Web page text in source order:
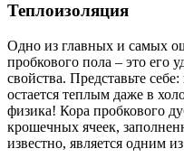
Теплоизоляция
Одно из главных и самых
пробкового пола – это его
свойства. Представьте
остается теплым даже в
физика! Кора пробкового
крошечных ячеек,
известно, является одним